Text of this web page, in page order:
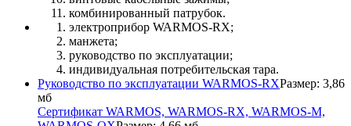
комбинированный патрубок.
электроприбор WARMOS-RX;
манжета;
руководство по эксплуатации;
индивидуальная потребительская тара.
Руководство по эксплуатации WARMOS-RXРазмер: 3,86
мб
Сертификат WARMOS, WARMOS-RX, WARMOS-M,